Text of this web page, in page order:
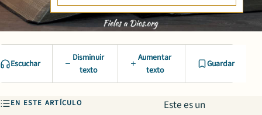
Escuchar
Disminuir
texto
Aumentar
texto
Guardar
EN ESTE ARTÍCULO
Este es un